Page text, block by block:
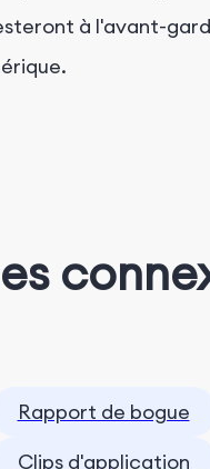
à l'avant-
Rapport de bogue
Clips d'application